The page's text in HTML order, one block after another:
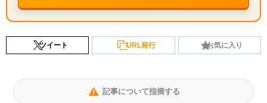
ツイート URL発行 お気に入り
記事について指摘する